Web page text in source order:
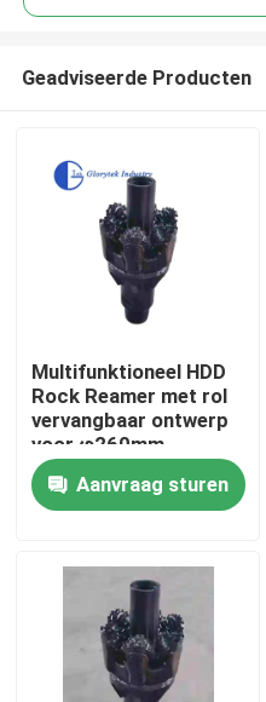
Huis
Producten
Ongeveer ons
Geadviseerde Producten
Multifunktioneel HDD
Rock Reamer met rol
vervangbaar ontwerp
voor φ260mm-
φ1800mm Reaming
Construction Drilling
Aanvraag sturen